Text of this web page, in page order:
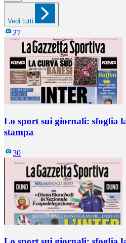
Vedi tutti
27
Lo sport sui giornali: sfoglia
stampa
30